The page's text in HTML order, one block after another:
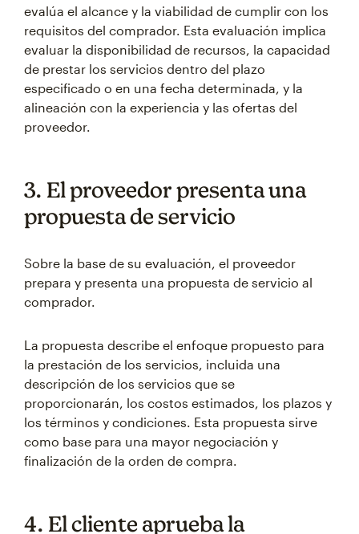
evalúa el alcance y la viabilidad de cumplir con los
requisitos del comprador. Esta evaluación implica
evaluar la disponibilidad de recursos, la capacidad
de prestar los servicios dentro del plazo
especificado o en una fecha determinada, y la
alineación con la experiencia y las ofertas del
proveedor.
3. El proveedor presenta una
propuesta de servicio
Sobre la base de su evaluación, el proveedor
prepara y presenta una propuesta de servicio al
comprador.
La propuesta describe el enfoque propuesto para
la prestación de los servicios, incluida una
descripción de los servicios que se
proporcionarán, los costos estimados, los plazos y
los términos y condiciones. Esta propuesta sirve
como base para una mayor negociación y
finalización de la orden de compra.
4. El cliente aprueba la